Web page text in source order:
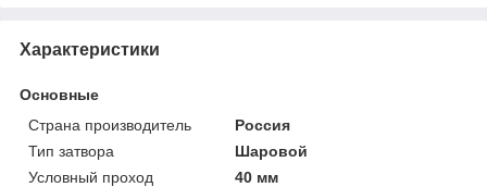
Характеристики
Основные
Страна производитель
Россия
Тип затвора
Шаровой
Условный проход
40 мм